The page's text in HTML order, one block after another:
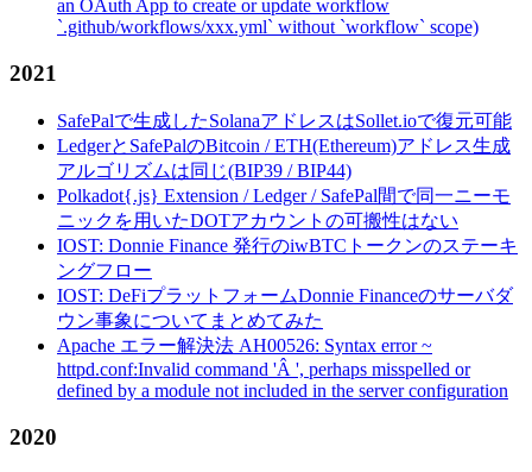
an OAuth App to create or update workflow
`.github/workflows/xxx.yml` without `workflow` scope)
2021
SafePalで生成したSolanaアドレスはSollet.ioで復元可能
LedgerとSafePalのBitcoin / ETH(Ethereum)アドレス生成
アルゴリズムは同じ(BIP39 / BIP44)
Polkadot{.js} Extension / Ledger / SafePal間で同一ニーモ
ニックを用いたDOTアカウントの可搬性はない
IOST: Donnie Finance 発行のiwBTCトークンのステーキ
ングフロー
IOST: DeFiプラットフォームDonnie Financeのサーバダ
ウン事象についてまとめてみた
Apache エラー解決法 AH00526: Syntax error ~
httpd.conf:Invalid command 'Â ', perhaps misspelled or
defined by a module not included in the server configuration
2020